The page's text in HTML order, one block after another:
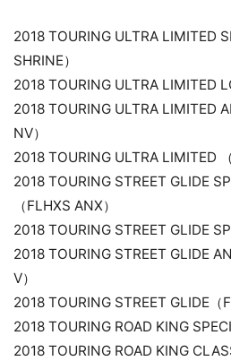
2018 TOURING ULTRA LIMITED
SHRINE）
2018 TOURING ULTRA LIMITED
2018 TOURING ULTRA LIMITED
NV）
2018 TOURING ULTRA LIMITED
2018 TOURING STREET GLIDE
（FLHXS ANX）
2018 TOURING STREET GLIDE
2018 TOURING STREET GLIDE
V）
2018 TOURING STREET GLIDE（
2018 TOURING ROAD KING
2018 TOURING ROAD KING